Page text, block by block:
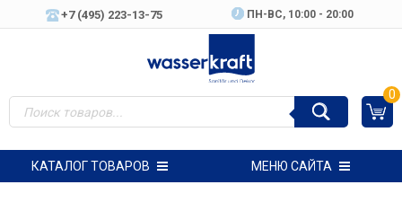
+7 (495) 223-13-75 ПН-ВC, 10:00 - 20:00
0
КАТАЛОГ ТОВАРОВ МЕНЮ САЙТА